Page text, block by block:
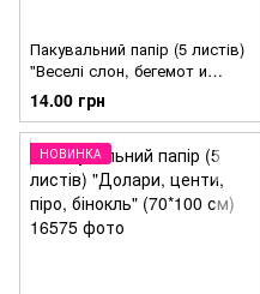
Пакувальний папір (5 листів)
"Веселі слон, бегемот и
жираф" (70*100 см)
14.00 грн
НОВИНКА